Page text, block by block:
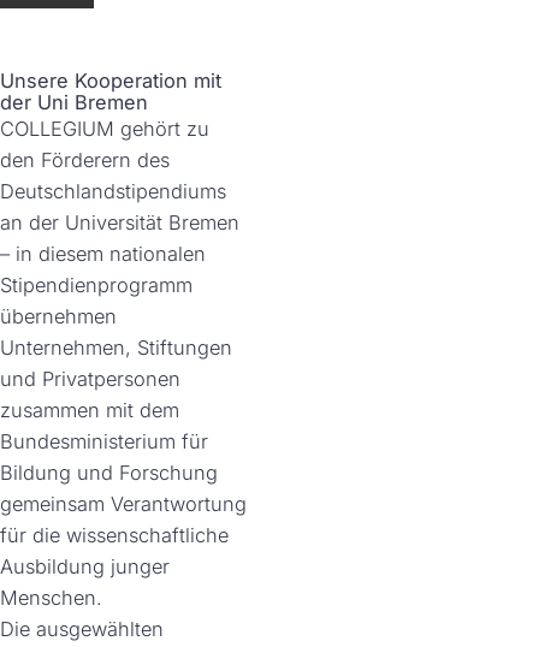
Unsere Kooperation mit
der Uni Bremen
COLLEGIUM gehört zu
den Förderern des
Deutschlandstipendiums
an der Universität Bremen
– in diesem nationalen
Stipendienprogramm
übernehmen
Unternehmen, Stiftungen
und Privatpersonen
zusammen mit dem
Bundesministerium für
Bildung und Forschung
gemeinsam Verantwortung
für die wissenschaftliche
Ausbildung junger
Menschen.
Die ausgewählten